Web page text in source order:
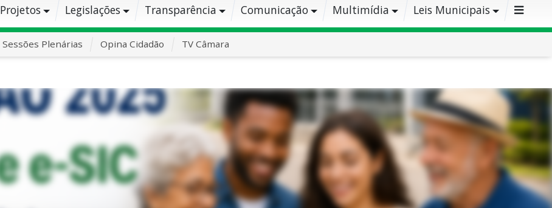
Projetos Legislações Transparência Comunicação Multimídia Leis Municipais
Sessões Plenárias Opina Cidadão TV Câmara